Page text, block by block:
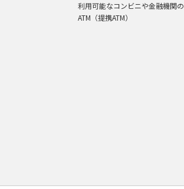
利用可能なコンビニや金融機関の
ATM（提携ATM）